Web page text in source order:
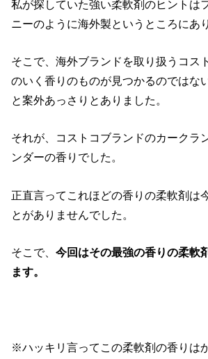
私が探していた強い柔軟剤のヒントは
ニーのように海外製というところにあ
そこで、海外ブランドを取り扱うコス
のいく香りのものが見つかるのではな
と案外あっさりとありました。
それが、コストコブランドのカークラ
ンダーの香りでした。
正直言ってこれほどの香りの柔軟剤は
とがありませんでした。
そこで、今回はその最強の香りの柔軟
ます。
※ハッキリ言ってこの柔軟剤の香りは